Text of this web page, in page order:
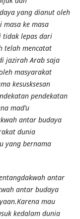
yang dianut oleh
masa ke masa
tidak lepas dari
telah mencatat
jazirah Arab saja
masyarakat
kesusksesan
pendekatan
mad’u
antar budaya
dunia
yang bernama
antar
antar budaya
mau
kedalam dunia